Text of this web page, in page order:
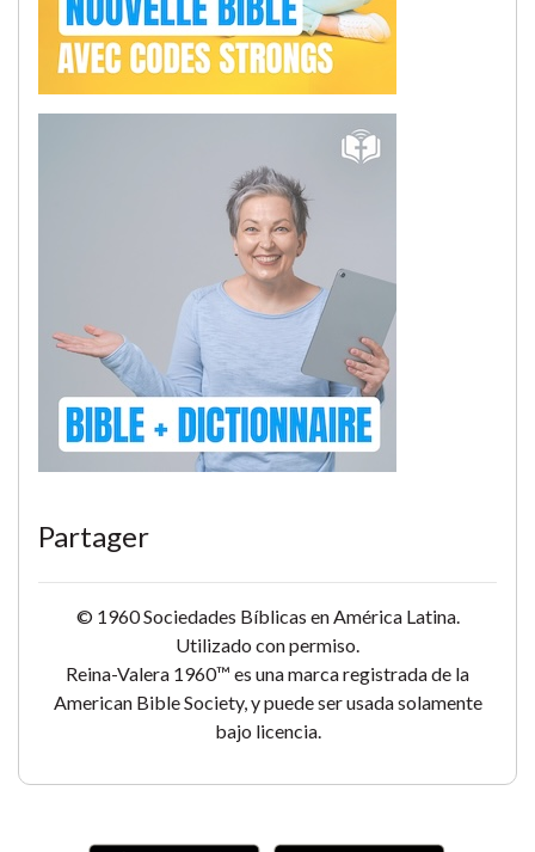
Partager
© 1960 Sociedades Bíblicas en América Latina.
Utilizado con permiso.
Reina-Valera 1960™ es una marca registrada de la
American Bible Society, y puede ser usada solamente
bajo licencia.